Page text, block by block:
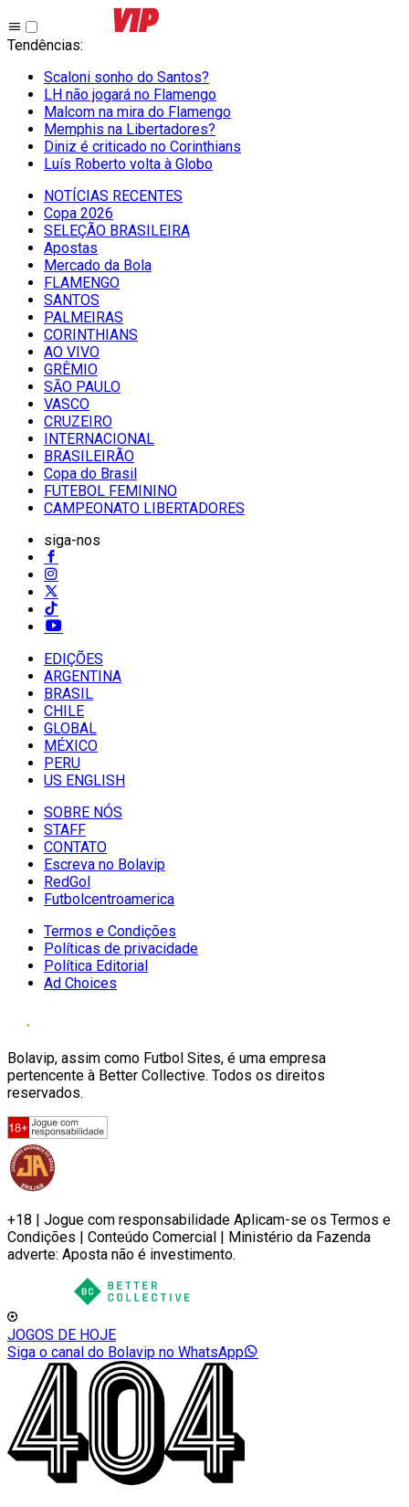
Tendências:
Scaloni sonho do Santos?
LH não jogará no Flamengo
Malcom na mira do Flamengo
Memphis na Libertadores?
Diniz é criticado no Corinthians
Luís Roberto volta à Globo
NOTÍCIAS RECENTES
Copa 2026
SELEÇÃO BRASILEIRA
Apostas
Mercado da Bola
FLAMENGO
SANTOS
PALMEIRAS
CORINTHIANS
AO VIVO
GRÊMIO
SĀO PAULO
VASCO
CRUZEIRO
INTERNACIONAL
BRASILEIRÃO
Copa do Brasil
FUTEBOL FEMININO
CAMPEONATO LIBERTADORES
siga-nos
EDIÇÕES
ARGENTINA
BRASIL
CHILE
GLOBAL
MÉXICO
PERU
US ENGLISH
SOBRE NÓS
STAFF
CONTATO
Escreva no Bolavip
RedGol
Futbolcentroamerica
Termos e Condições
Políticas de privacidade
Política Editorial
Ad Choices
Bolavip, assim como Futbol Sites, é uma empresa
pertencente à Better Collective. Todos os direitos
reservados.
+18 | Jogue com responsabilidade Aplicam-se os Termos e
Condições | Conteúdo Comercial | Ministério da Fazenda
adverte: Aposta não é investimento.
JOGOS DE HOJE
Siga o canal do Bolavip no WhatsApp